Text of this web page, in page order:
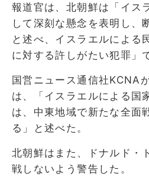
報道官は、北朝鮮は「イス
して深刻な懸念を表明し、
と述べ、イスラエルによる
に対する許しがたい犯罪」
国営ニュース通信社KCNA
は、「イスラエルによる国
は、中東地域で新たな全面
る」と述べた。
北朝鮮はまた、ドナルド・
戦しないよう警告した。